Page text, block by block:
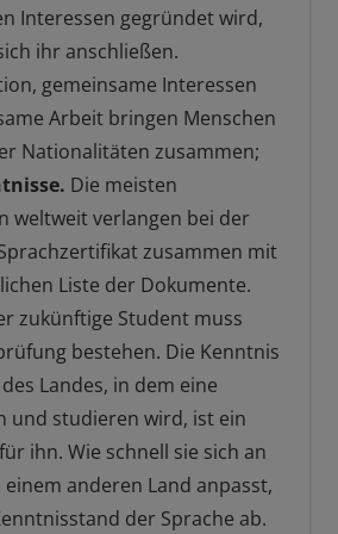
Interessen gegründet wird,
ihr anschließen.
gemeinsame Interessen
Arbeit bringen Menschen
Nationalitäten zusammen;
Die meisten
weltweit verlangen bei der
zusammen mit
Liste der Dokumente.
zukünftige Student muss
bestehen. Die Kenntnis
Landes, in dem eine
und studieren wird, ist ein
ihn. Wie schnell sie sich an
einem anderen Land anpasst,
der Sprache ab.